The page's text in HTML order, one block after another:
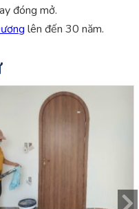
đóng mở.
lên đến 30 năm.